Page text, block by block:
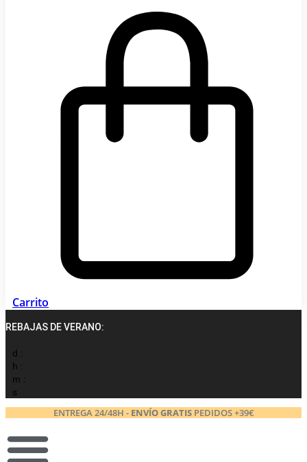
Carrito
REBAJAS DE VERANO:
d :
h :
m :
s
ENTREGA 24/48H - ENVÍO GRATISPEDIDOS +39€